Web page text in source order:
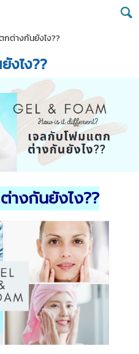
กต่างกันยังไง??
งไง??
างกันยังไง??